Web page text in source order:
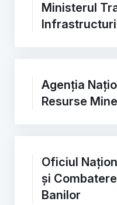
Ministerul
Agenția
Resurse
Oficiul
și
Banilor